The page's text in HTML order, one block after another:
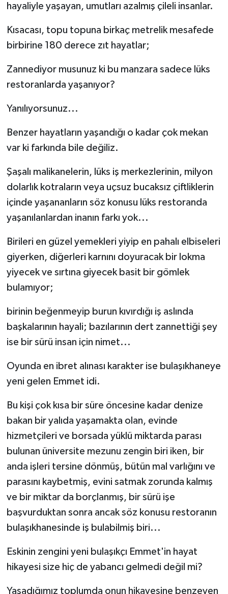
hayaliyle yaşayan, umutları azalmış çileli insanlar.
Kısacası, topu topuna birkaç metrelik mesafede
birbirine 180 derece zıt hayatlar;
Zannediyor musunuz ki bu manzara sadece lüks
restoranlarda yaşanıyor?
Yanılıyorsunuz...
Benzer hayatların yaşandığı o kadar çok mekan
var ki farkında bile değiliz.
Şaşalı malikanelerin, lüks iş merkezlerinin, milyon
dolarlık kotraların veya uçsuz bucaksız çiftliklerin
içinde yaşananların söz konusu lüks restoranda
yaşanılanlardan inanın farkı yok...
Birileri en güzel yemekleri yiyip en pahalı elbiseleri
giyerken, diğerleri karnını doyuracak bir lokma
yiyecek ve sırtına giyecek basit bir gömlek
bulamıyor;
birinin beğenmeyip burun kıvırdığı iş aslında
başkalarının hayali; bazılarının dert zannettiği şey
ise bir sürü insan için nimet...
Oyunda en ibret alınası karakter ise bulaşıkhaneye
yeni gelen Emmet idi.
Bu kişi çok kısa bir süre öncesine kadar denize
bakan bir yalıda yaşamakta olan, evinde
hizmetçileri ve borsada yüklü miktarda parası
bulunan üniversite mezunu zengin biri iken, bir
anda işleri tersine dönmüş, bütün mal varlığını ve
parasını kaybetmiş, evini satmak zorunda kalmış
ve bir miktar da borçlanmış, bir sürü işe
başvurduktan sonra ancak söz konusu restoranın
bulaşıkhanesinde iş bulabilmiş biri...
Eskinin zengini yeni bulaşıkçı Emmet'in hayat
hikayesi size hiç de yabancı gelmedi değil mi?
Yaşadığımız toplumda onun hikayesine benzeyen